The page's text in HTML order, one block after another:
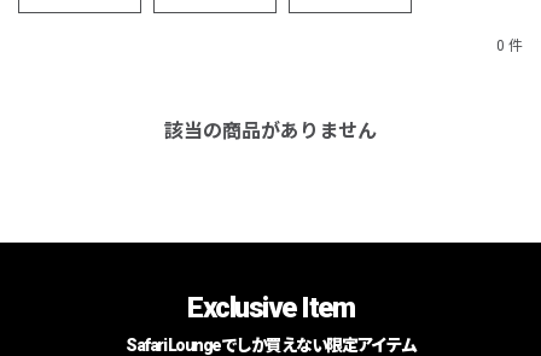
0 件
該当の商品がありません
Exclusive Item
Safari Loungeでしか買えない限定アイテム